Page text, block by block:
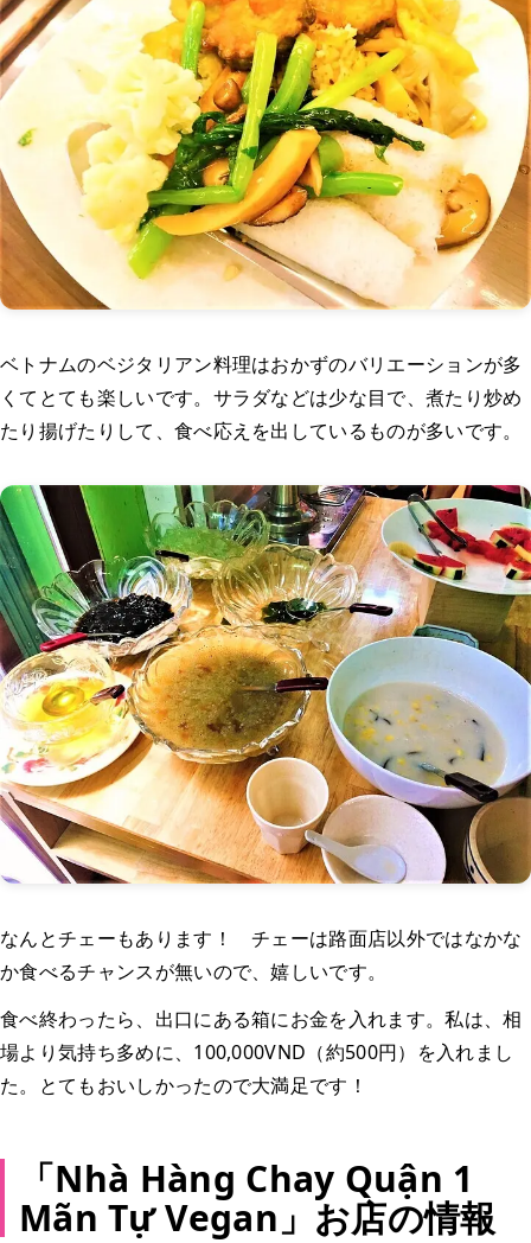
ベトナムのベジタリアン料理はおかずのバリエーションが多
くてとても楽しいです。サラダなどは少な目で、煮たり炒め
たり揚げたりして、食べ応えを出しているものが多いです。
なんとチェーもあります！ チェーは路面店以外ではなかな
か食べるチャンスが無いので、嬉しいです。
食べ終わったら、出口にある箱にお金を入れます。私は、相
場より気持ち多めに、100,000VND（約500円）を入れまし
た。とてもおいしかったので大満足です！
「Nhà Hàng Chay Quận 1
Mãn Tự Vegan」お店の情報